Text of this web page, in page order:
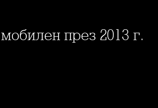
през 2013 г.